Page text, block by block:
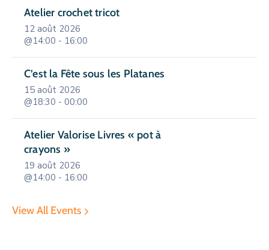
Atelier crochet tricot
12 août 2026
@14:00 - 16:00
C’est la Fête sous les Platanes
15 août 2026
@18:30 - 00:00
Atelier Valorise Livres « pot à
crayons »
19 août 2026
@14:00 - 16:00
View All Events